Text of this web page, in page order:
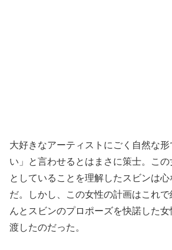
大好きなアーティストにごく自然な
い」と言わせるとはまさに策士。こ
としていることを理解したスビンは
だ。しかし、この女性の計画はこれ
んとスビンのプロポーズを快諾した
渡したのだった。